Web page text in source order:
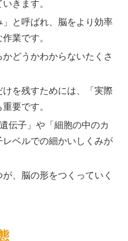
きます。
と呼ばれ、脳をより効率
業です。
どうかわからないたくさ
を残すためには、「実際
要です。
伝子」や「細胞の中のカ
ベルでの細かいしくみが
、脳の形をつくっていく